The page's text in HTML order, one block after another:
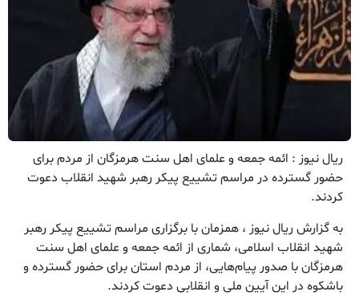
ریال نیوز : ائمه جمعه و علمای اهل سنت هرمزگان از مردم برای
حضور گسترده در مراسم تشییع پیکر رهبر شهید انقلاب دعوت
کردند.
به گزارش ریال نیوز ، همزمان با برگزاری مراسم تشییع پیکر رهبر
شهید انقلاب اسلامی، شماری از ائمه جمعه و علمای اهل سنت
هرمزگان با صدور پیام‌هایی، از مردم استان برای حضور گسترده و
باشکوه در این آیین ملی و انقلابی دعوت کردند.